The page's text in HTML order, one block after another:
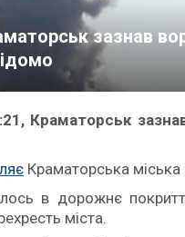
зазнав
Краматорськ
Краматорська міська
в дорожнє
міста.